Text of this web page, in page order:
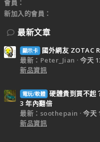
會員
新加入的會員
最新文章
顯示卡
國外網友 ZOTAC
最新：Peter_Jian
今天
新品資訊
電玩/軟體 硬體貴到買不起
3 年內翻倍
最新：soothepain
今天
新品資訊